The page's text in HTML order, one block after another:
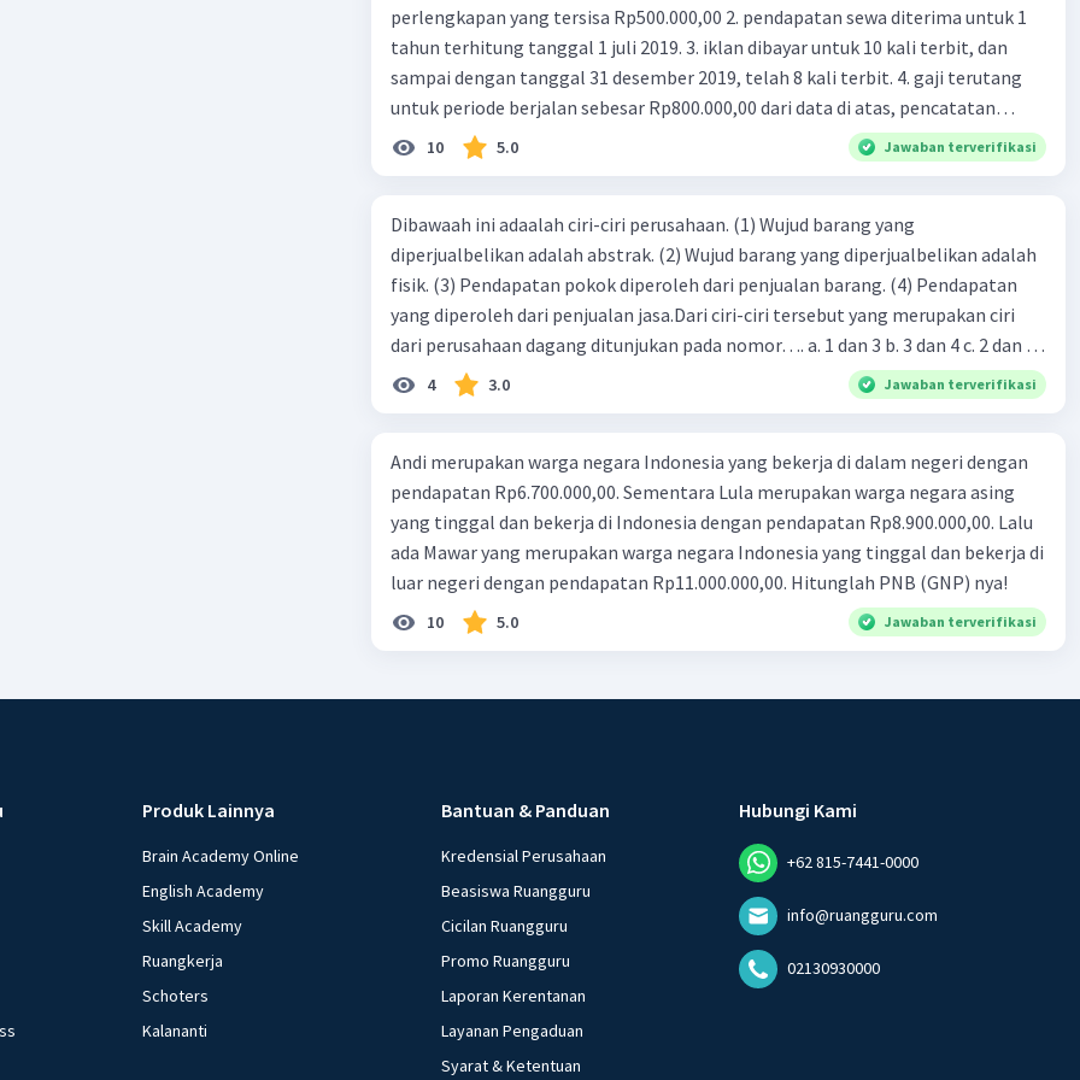
infrastruktur dan fasilitas umum.
CSR dapat memberikan manfaat yang besar bagi pembangunan
masyarakat. CSR dapat membantu mengurangi kemiskinan,
meningkatkan kualitas hidup, dan menjaga kelestarian lingkungan.
Rara R Level 86
09 November 2023 11:56
Terimakasih atas bantuannya😊
Iklan
perlengkapan yang tersisa Rp500.000,00 2. pendapatan sewa diterima untuk 1
tahun terhitung tanggal 1 juli 2019. 3. iklan dibayar untuk 10 kali terbit, dan
sampai dengan tanggal 31 desember 2019, telah 8 kali terbit. 4. gaji terutang
untuk periode berjalan sebesar Rp800.000,00 dari data di atas, pencatatan
jurnal pembalik yang benar adalah ....
10 5.0 Jawaban terverifikasi
Dibawaah ini adaalah ciri-ciri perusahaan. (1) Wujud barang yang
diperjualbelikan adalah abstrak. (2) Wujud barang yang diperjualbelikan adalah
fisik. (3) Pendapatan pokok diperoleh dari penjualan barang. (4) Pendapatan
yang diperoleh dari penjualan jasa.Dari ciri-ciri tersebut yang merupakan ciri
dari perusahaan dagang ditunjukan pada nomor…. a. 1 dan 3 b. 3 dan 4 c. 2 dan 3
d. 1 dan 2 e. 2 dan 4
4 3.0 Jawaban terverifikasi
Andi merupakan warga negara Indonesia yang bekerja di dalam negeri dengan
pendapatan Rp6.700.000,00. Sementara Lula merupakan warga negara asing
yang tinggal dan bekerja di Indonesia dengan pendapatan Rp8.900.000,00. Lalu
ada Mawar yang merupakan warga negara Indonesia yang tinggal dan bekerja di
luar negeri dengan pendapatan Rp11.000.000,00. Hitunglah PNB (GNP) nya!
10 5.0 Jawaban terverifikasi
Produk Lainnya
Brain Academy Online
English Academy
Skill Academy
Ruangkerja
Schoters
Kalananti
Bantuan & Panduan
Kredensial Perusahaan
Beasiswa Ruangguru
Cicilan Ruangguru
Promo Ruangguru
Laporan Kerentanan
Layanan Pengaduan
Syarat & Ketentuan
Hubungi Kami
+62 815-7441-0000
info@ruangguru.com
02130930000